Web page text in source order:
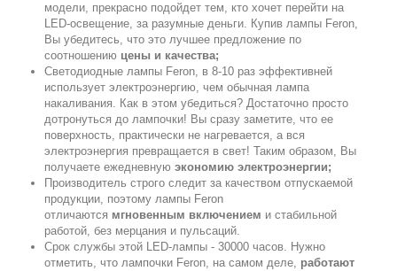
модели, прекрасно подойдет тем, кто хочет перейти на
LED-освещение, за разумные деньги. Купив лампы Feron,
Вы убедитесь, что это лучшее предложение по
соотношению цены и качества;
Светодиодные лампы Feron, в 8-10 раз эффективней
использует электроэнергию, чем обычная лампа
накаливания. Как в этом убедиться? Достаточно просто
дотронуться до лампочки! Вы сразу заметите, что ее
поверхность, практически не нагревается, а вся
электроэнергия превращается в свет! Таким образом, Вы
получаете ежедневную экономию электроэнергии;
Производитель строго следит за качеством отпускаемой
продукции, поэтому лампы Feron
отличаются мгновенным включением и стабильной
работой, без мерцания и пульсаций.
Срок службы этой LED-лампы - 30000 часов. Нужно
отметить, что лампочки Feron, на самом деле, работают